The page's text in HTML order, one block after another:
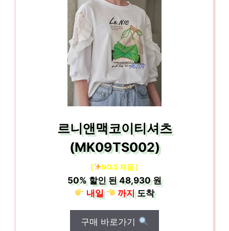
르니앤맥코이티셔츠
(MK09TS002)
[ NO.5 제품 ]
50% 할인 된48,930 원
내일
까지도착
구매 바로가기